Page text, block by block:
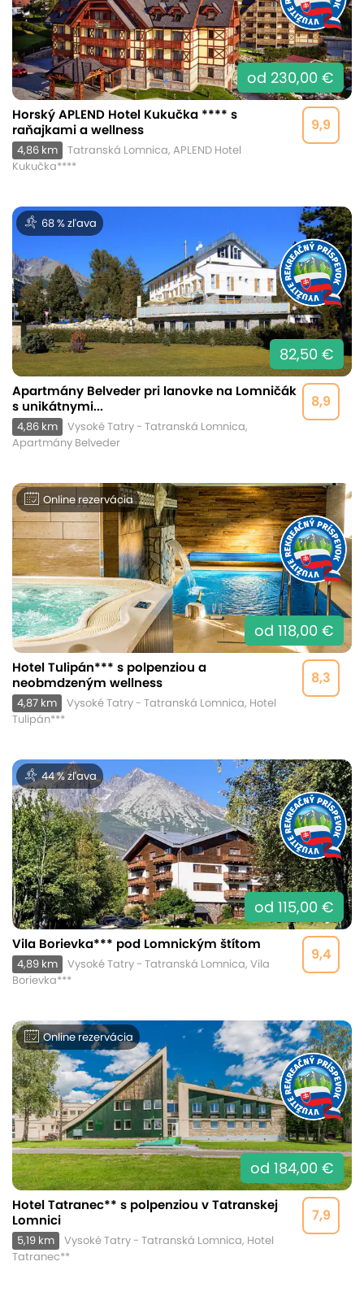
od 230,00 €
9,9
Horský APLEND Hotel Kukučka **** s
raňajkami a wellness
4,86 km
Tatranská Lomnica, APLEND Hotel
Kukučka****
68 % zľava
82,50 €
8,9
Apartmány Belveder pri lanovke na Lomničák
s unikátnymi...
4,86 km
Vysoké Tatry - Tatranská Lomnica,
Apartmány Belveder
Online rezervácia
od 118,00 €
8,3
Hotel Tulipán*** s polpenziou a
neobmdzeným wellness
4,87 km
Vysoké Tatry - Tatranská Lomnica, Hotel
Tulipán***
44 % zľava
od 115,00 €
9,4
Vila Borievka*** pod Lomnickým štítom
4,89 km
Vysoké Tatry - Tatranská Lomnica, Vila
Borievka***
Online rezervácia
od 184,00 €
7,9
Hotel Tatranec** s polpenziou v Tatranskej
Lomnici
5,19 km
Vysoké Tatry - Tatranská Lomnica, Hotel
Tatranec**